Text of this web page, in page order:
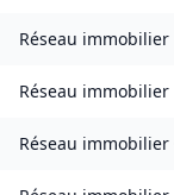
Réseau immobilier
Réseau immobilier
Réseau immobilier